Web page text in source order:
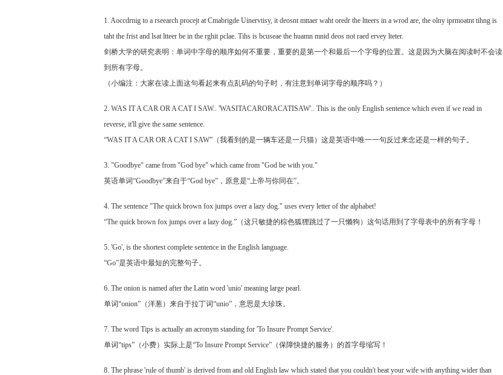
1. Aoccdrnig to a rseearch procejt at Cmabrigde Uinervtisy, it deosnt mttaer waht oredr the ltteers in a wrod are, the olny iprmoatnt tihng is
taht the frist and lsat ltteer be in the rghit pclae. Tihs is bcuseae the huamn mnid deos not raed ervey lteter.
剑桥大学的研究表明：单词中字母的顺序如何不重要，重要的是第一个和最后一个字母的位置。这是因为大脑在阅读时不会读
到所有字母。
（小编注：大家在读上面这句看起来有点乱码的句子时，有注意到单词字母的顺序吗？）
2. WAS IT A CAR OR A CAT I SAW.. 'WASITACARORACATISAW'.. This is the only English sentence which even if we read in
reverse, it'll give the same sentence.
“WAS IT A CAR OR A CAT I SAW”（我看到的是一辆车还是一只猫）这是英语中唯一一句反过来念还是一样的句子。
3. "Goodbye" came from "God bye" which came from "God be with you."
英语单词“Goodbye”来自于“God bye”，原意是“上帝与你同在”。
4. The sentence "The quick brown fox jumps over a lazy dog." uses every letter of the alphabet!
“The quick brown fox jumps over a lazy dog.”（这只敏捷的棕色狐狸跳过了一只懒狗）这句话用到了字母表中的所有字母！
5. 'Go', is the shortest complete sentence in the English language.
“Go”是英语中最短的完整句子。
6. The onion is named after the Latin word 'unio' meaning large pearl.
单词“onion”（洋葱）来自于拉丁词“unio”，意思是大珍珠。
7. The word Tips is actually an acronym standing for 'To Insure Prompt Service'.
单词“tips”（小费）实际上是“To Insure Prompt Service”（保障快捷的服务）的首字母缩写！
8. The phrase 'rule of thumb' is derived from and old English law which stated that you couldn't beat your wife with anything wider than